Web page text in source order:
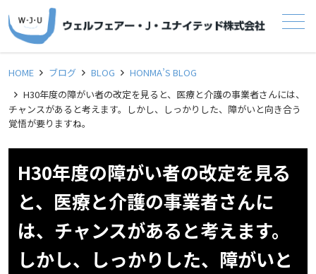
メニュー
HOME ブログ BLOG
HONMA’S BLOG
H30年度の障がい者の改定を見ると、医療と介護の事業者さんには、
チャンスがあると考えます。しかし、しっかりした、障がいと向き合う
覚悟が要りますね。
H30年度の障がい者の改定を見る
と、医療と介護の事業者さんに
は、チャンスがあると考えます。
しかし、しっかりした、障がいと